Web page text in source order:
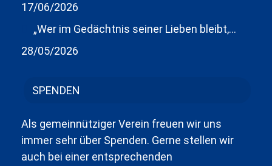
17/06/2026
„Wer im Gedächtnis seiner Lieben bleibt,…
28/05/2026
SPENDEN
Als gemeinnütziger Verein freuen wir uns
immer sehr über Spenden. Gerne stellen wir
auch bei einer entsprechenden